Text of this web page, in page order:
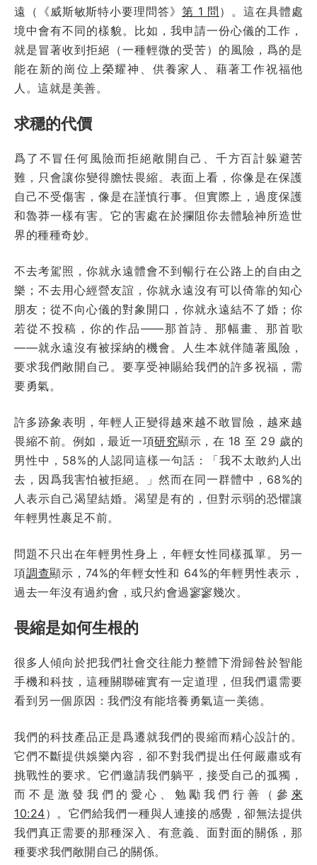
遠（《威斯敏斯特小要理問答》 第 1 問 ）。這在具體處
境中會有不同的樣貌。比如，我申請一份心儀的工作，
就是冒著收到拒絕（一種輕微的受苦）的風險，爲的是
能在新的崗位上榮耀神、供養家人、藉著工作祝福他
人。這就是美善。
求穩的代價
爲了不冒任何風險而拒絕敞開自己、千方百計躲避苦
難，只會讓你變得膽怯畏縮。表面上看，你像是在保護
自己不受傷害，像是在謹慎行事。但實際上，過度保護
和魯莽一樣有害。它的害處在於攔阻你去體驗神所造世
界的種種奇妙。
不去考駕照，你就永遠體會不到暢行在公路上的自由之
樂；不去用心經營友誼，你就永遠沒有可以倚靠的知心
朋友；從不向心儀的對象開口，你就永遠結不了婚；你
若從不投稿，你的作品——那首詩、那幅畫、那首歌
——就永遠沒有被採納的機會。人生本就伴隨著風險，
要求我們敞開自己。要享受神賜給我們的許多祝福，需
要勇氣。
許多跡象表明，年輕人正變得越來越不敢冒險，越來越
畏縮不前。例如，最近一項研究顯示，在 18 至 29 歲的
男性中，58%的人認同這樣一句話：「我不太敢約人出
去，因爲我害怕被拒絕。」然而在同一群體中，68%的
人表示自己渴望結婚。渴望是有的，但對示弱的恐懼讓
年輕男性裹足不前。
問題不只出在年輕男性身上，年輕女性同樣孤單。另一
項調查顯示，74%的年輕女性和 64%的年輕男性表示，
過去一年沒有過約會，或只約會過寥寥幾次。
畏縮是如何生根的
很多人傾向於把我們社會交往能力整體下滑歸咎於智能
手機和科技，這種關聯確實有一定道理，但我們還需要
看到另一個原因：我們沒有能培養勇氣這一美德。
我們的科技產品正是爲遷就我們的畏縮而精心設計的。
它們不斷提供娛樂內容，卻不對我們提出任何嚴肅或有
挑戰性的要求。它們邀請我們躺平，接受自己的孤獨，
而不是激發我們的愛心、勉勵我們行善（參 來
10:24）。它們給我們一種與人連接的感覺，卻無法提供
我們真正需要的那種深入、有意義、面對面的關係，那
種要求我們敞開自己的關係。